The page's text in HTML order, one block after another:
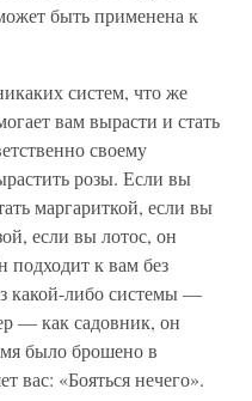
быть применена к
систем, что же
вам вырасти и стать
своему
розы. Если вы
маргариткой, если вы
если вы лотос, он
подходит к вам без
какой-либо системы —
— как садовник, он
было брошено в
вас: «Бояться нечего».